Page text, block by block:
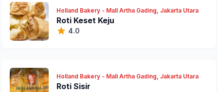
Holland Bakery - Mall Artha Gading, Jakarta Utara
Roti Keset Keju
4.0
Holland Bakery - Mall Artha Gading, Jakarta Utara
Roti Sisir